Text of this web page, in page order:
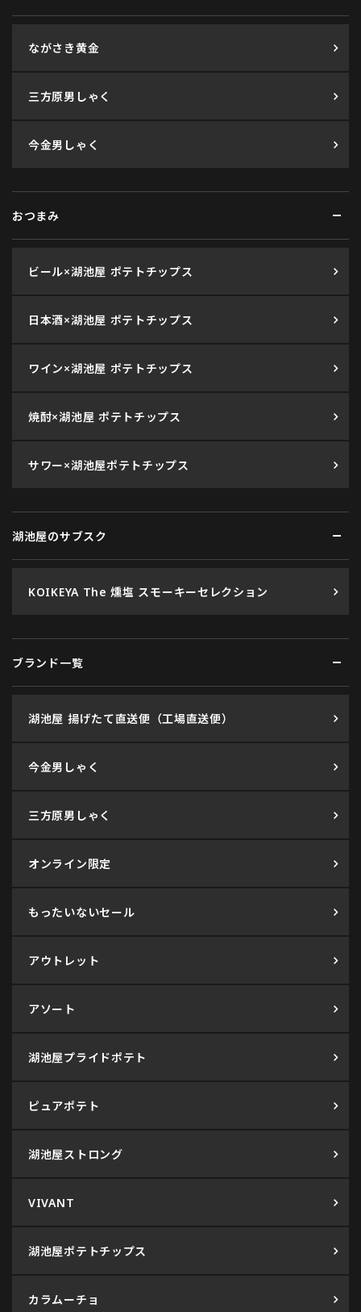
ながさき黄金
三方原男しゃく
今金男しゃく
おつまみ
ビール×湖池屋 ポテトチップス
日本酒×湖池屋 ポテトチップス
ワイン×湖池屋 ポテトチップス
焼酎×湖池屋 ポテトチップス
サワー×湖池屋ポテトチップス
湖池屋のサブスク
KOIKEYA The 燻塩 スモーキーセレクション
ブランド一覧
湖池屋 揚げたて直送便（工場直送便）
今金男しゃく
三方原男しゃく
オンライン限定
もったいないセール
アウトレット
アソート
湖池屋プライドポテト
ピュアポテト
湖池屋ストロング
VIVANT
湖池屋ポテトチップス
カラムーチョ